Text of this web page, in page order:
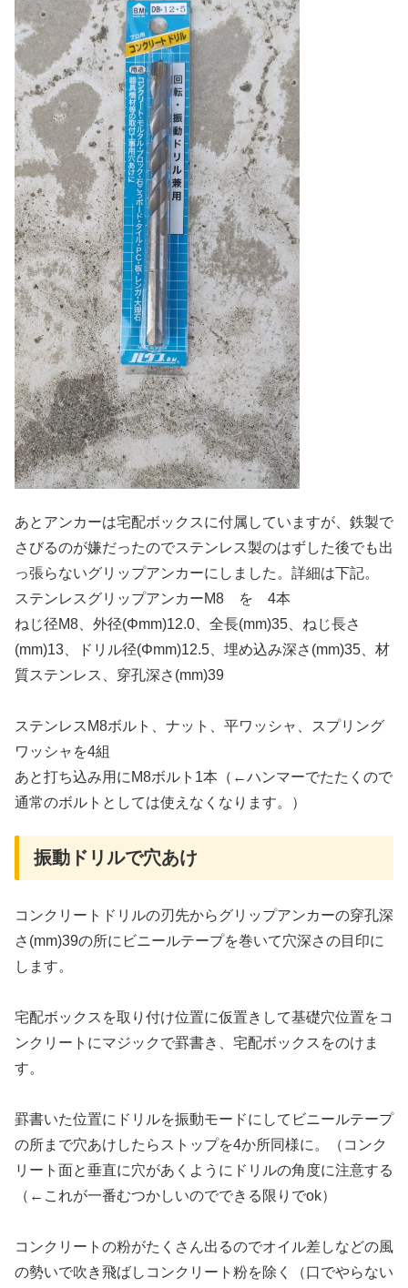
あとアンカーは宅配ボックスに付属していますが、鉄製で
さびるのが嫌だったのでステンレス製のはずした後でも出
っ張らないグリップアンカーにしました。詳細は下記。
ステンレスグリップアンカーM8 を 4本
ねじ径M8、外径(Φmm)12.0、全長(mm)35、ねじ長さ
(mm)13、ドリル径(Φmm)12.5、埋め込み深さ(mm)35、材
質ステンレス、穿孔深さ(mm)39
ステンレスM8ボルト、ナット、平ワッシャ、スプリング
ワッシャを4組
あと打ち込み用にM8ボルト1本（←ハンマーでたたくので
通常のボルトとしては使えなくなります。）
振動ドリルで穴あけ
コンクリートドリルの刃先からグリップアンカーの穿孔深
さ(mm)39の所にビニールテープを巻いて穴深さの目印に
します。
宅配ボックスを取り付け位置に仮置きして基礎穴位置をコ
ンクリートにマジックで罫書き、宅配ボックスをのけま
す。
罫書いた位置にドリルを振動モードにしてビニールテープ
の所まで穴あけしたらストップを4か所同様に。（コンク
リート面と垂直に穴があくようにドリルの角度に注意する
（←これが一番むつかしいのでできる限りでok）
コンクリートの粉がたくさん出るのでオイル差しなどの風
の勢いで吹き飛ばしコンクリート粉を除く（口でやらない